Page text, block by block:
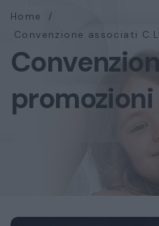
Home
/
Convenzione associati
promozioni